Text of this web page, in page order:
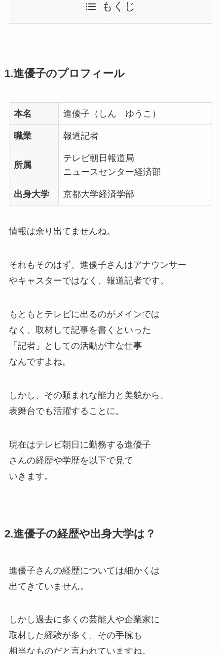
もくじ
1.進優子のプロフィール
本名 進優子（しん ゆうこ）
職業 報道記者
所属
テレビ朝日報道局
ニュースセンター経済部
出身大学 京都大学経済学部
情報は余り出てませんね。
それもそのはず、進優子さんはアナウンサー
やキャスターではなく、報道記者です。
もともとテレビに出るのがメインでは
なく、取材して記事を書くといった
「記者」としての活動が主な仕事
なんですよね。
しかし、その類まれな能力と美貌から、
表舞台でも活躍することに。
現在はテレビ朝日に勤務する進優子
さんの経歴や学歴を以下で見て
いきます。
2.進優子の経歴や出身大学は？
進優子さんの経歴については細かくは
出てきていません。
しかし過去に多くの芸能人や企業家に
取材した経験が多く、その手腕も
相当なものだと言われていますね。